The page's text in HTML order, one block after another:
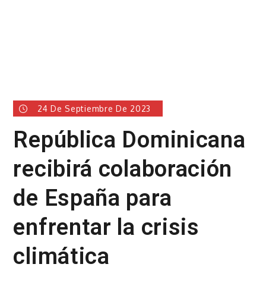
24 De Septiembre De 2023
República Dominicana
recibirá colaboración
de España para
enfrentar la crisis
climática